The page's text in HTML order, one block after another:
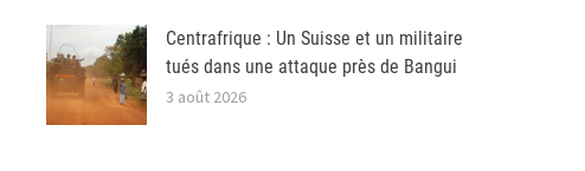
Centrafrique : Un Suisse et un militaire
tués dans une attaque près de Bangui
3 août 2026